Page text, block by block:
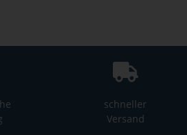
schneller
Versand